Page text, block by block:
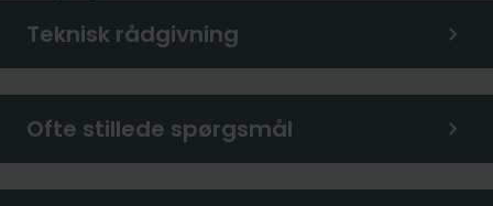
Teknisk rådgivning
Ofte stillede spørgsmål